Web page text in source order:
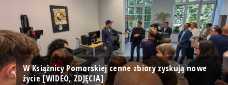
W Książnicy Pomorskiej cenne zbiory zyskują nowe
życie [WIDEO, ZDJĘCIA]